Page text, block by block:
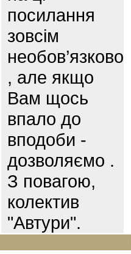
посилання
зовсім
необов’язково
, але якщо
Вам щось
впало до
вподоби -
дозволяємо .
З повагою,
колектив
"Автури".